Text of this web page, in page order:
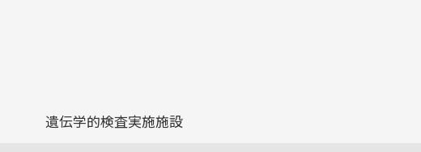
遺伝学的検査実施施設